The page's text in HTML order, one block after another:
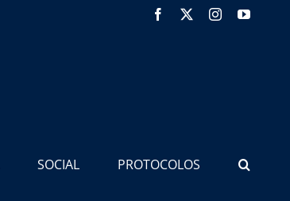
Facebook Instagram
SOCIAL PROTOCOLOS